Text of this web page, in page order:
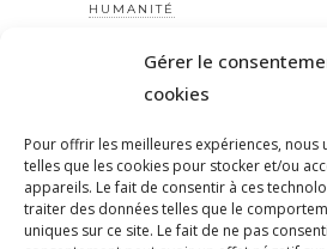
Gérer le
cookies
Pour offrir les meilleures expériences, nous
telles que les cookies pour stocker et/ou
appareils. Le fait de consentir à ces
traiter des données telles que le
uniques sur ce site. Le fait de ne pas
HUMANITÉ
IDENTITÉ
ILAN HALIMI
ILANHALIMI
IMA